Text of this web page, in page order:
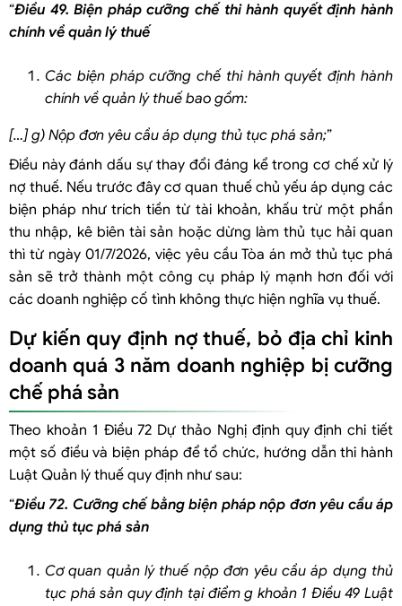
Doanh nghiệp có thể làm gì để tránh bị áp dụng biện pháp yêu cầu
mở thủ tục phá sản?
“Điều 49. Biện pháp cưỡng chế thi hành quyết định hành
chính về quản lý thuế
Các biện pháp cưỡng chế thi hành quyết định hành
chính về quản lý thuế bao gồm:
[…] g) Nộp đơn yêu cầu áp dụng thủ tục phá sản;”
Điều này đánh dấu sự thay đổi đáng kể trong cơ chế xử lý
nợ thuế. Nếu trước đây cơ quan thuế chủ yếu áp dụng các
biện pháp như trích tiền từ tài khoản, khấu trừ một phần
thu nhập, kê biên tài sản hoặc dừng làm thủ tục hải quan
thì từ ngày 01/7/2026, việc yêu cầu Tòa án mở thủ tục phá
sản sẽ trở thành một công cụ pháp lý mạnh hơn đối với
các doanh nghiệp cố tình không thực hiện nghĩa vụ thuế.
Dự kiến quy định nợ thuế, bỏ địa chỉ kinh
doanh quá 3 năm doanh nghiệp bị cưỡng
chế phá sản
Theo khoản 1 Điều 72 Dự thảo Nghị định quy định chi tiết
một số điều và biện pháp để tổ chức, hướng dẫn thi hành
Luật Quản lý thuế quy định như sau:
“Điều 72. Cưỡng chế bằng biện pháp nộp đơn yêu cầu áp
dụng thủ tục phá sản
Cơ quan quản lý thuế nộp đơn yêu cầu áp dụng thủ
tục phá sản quy định tại điểm g khoản 1 Điều 49 Luật